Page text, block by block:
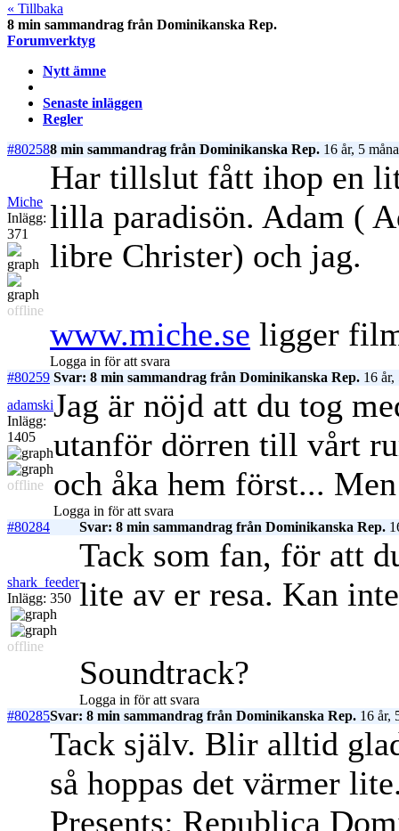
« Tillbaka
8 min sammandrag från Dominikanska Rep.
Forumverktyg
Nytt ämne
Senaste inläggen
Regler
#802588 min sammandrag från Dominikanska Rep. 16 år, 5
Miche
Inlägg:
371
offline
Har tillslut fått ihop en
lilla paradisön. Adam (
libre Christer) och jag.
www.miche.se ligger
Logga in för att svara
#80259 Svar: 8 min sammandrag från Dominikanska Rep. 16 år,
adamski
Inlägg:
1405
offline
Jag är nöjd att du tog
utanför dörren till vårt
och åka hem först...
Logga in för att svara
#80284
Svar: 8 min sammandrag från Dominikanska Rep.
shark_feeder
Inlägg: 350
offline
Tack som fan, för att
lite av er resa. Kan
Soundtrack?
Logga in för att svara
#80285Svar: 8 min sammandrag från Dominikanska Rep. 16 år,
Tack själv. Blir alltid
så hoppas det värmer
Presents: Republica